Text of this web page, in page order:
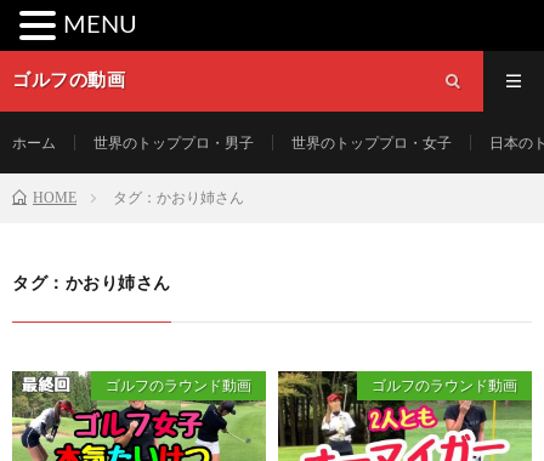
ゴルフの動画
ホーム 世界のトッププロ・男子 世界のトッププロ・女子 日本の
HOME タグ：かおり姉さん
タグ：かおり姉さん
ゴルフのラウンド動画 ゴルフのラウンド動画
MENU